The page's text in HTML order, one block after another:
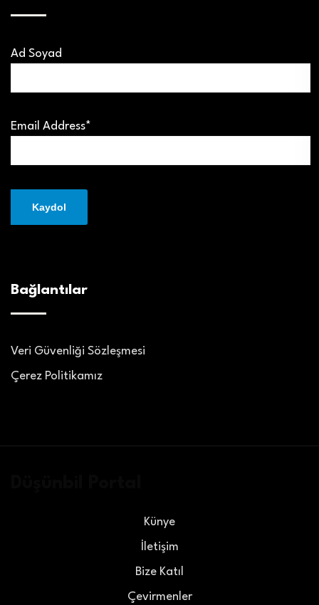
Ad Soyad
Email Address*
Bağlantılar
Veri Güvenliği Sözleşmesi
Çerez Politikamız
Künye
İletişim
Bize Katıl
Çevirmenler